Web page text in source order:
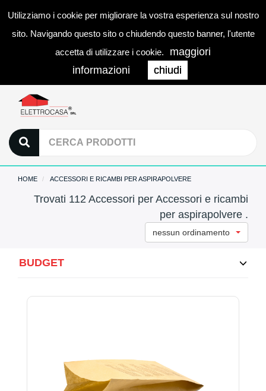
Utilizziamo i cookie per migliorare la vostra esperienza sul nostro
sito. Navigando questo sito o chiudendo questo banner, l'utente
accetta di utilizzare i cookie.
maggiori
informazioni
chiudi
0
HOME ACCESSORI E RICAMBI PER ASPIRAPOLVERE
Trovati 112 Accessori per Accessori e ricambi
per aspirapolvere .
nessun ordinamento
BUDGET